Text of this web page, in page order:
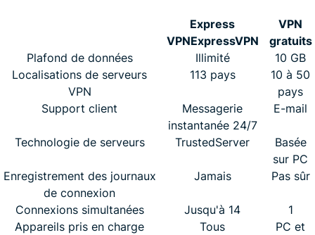
Express
VPNExpressVPN
VPN
gratuits
Plafond de données
Illimité
10 GB
Localisations de serveurs
VPN
113 pays
10 à 50
pays
Support client
Messagerie
instantanée 24/7
E-mail
Technologie de serveurs TrustedServer
Basée
sur PC
Enregistrement des journaux
de connexion
Jamais Pas sûr
Connexions simultanées Jusqu'à 14
1
Appareils pris en charge
Tous
PC et